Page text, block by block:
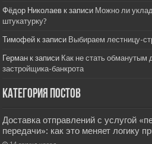
Фёдор Николаев к записи Можно ли
штукатурку?
Тимофей к записи Выбираем лестницу-
Герман к записи Как не стать обманутым
застройщика-банкрота
Категория постов
Доставка отправлений с услугой
передачи»: как это меняет логику